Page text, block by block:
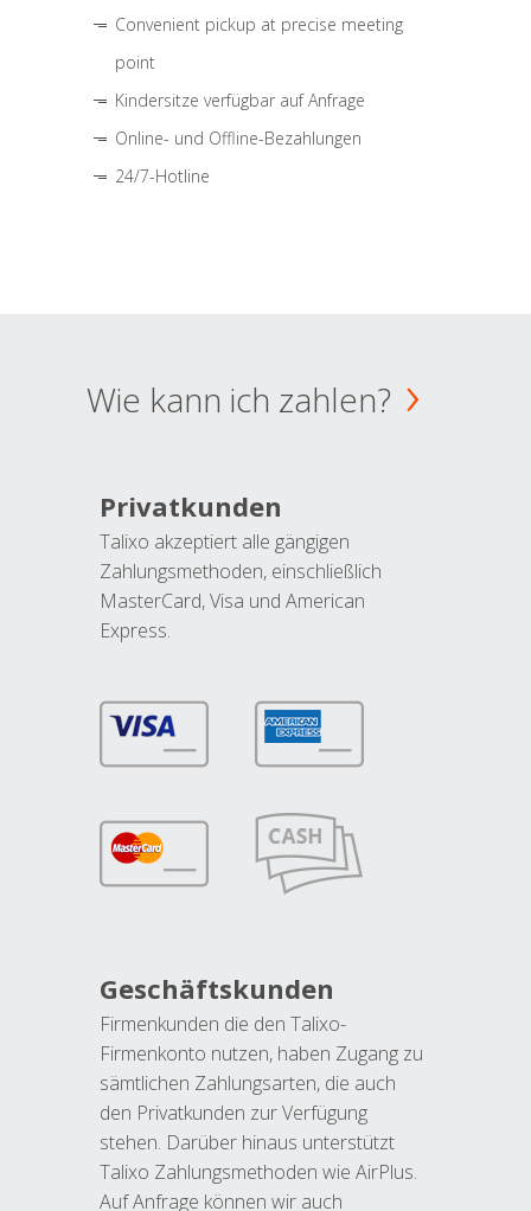
Convenient pickup at precise meeting
point
Kindersitze verfügbar auf Anfrage
Online- und Offline-Bezahlungen
24/7-Hotline
Wie kann ich zahlen?
Privatkunden
Talixo akzeptiert alle gängigen
Zahlungsmethoden, einschließlich
MasterCard, Visa und American
Express.
Geschäftskunden
Firmenkunden die den Talixo-
Firmenkonto nutzen, haben Zugang zu
sämtlichen Zahlungsarten, die auch
den Privatkunden zur Verfügung
stehen. Darüber hinaus unterstützt
Talixo Zahlungsmethoden wie AirPlus.
Auf Anfrage können wir auch